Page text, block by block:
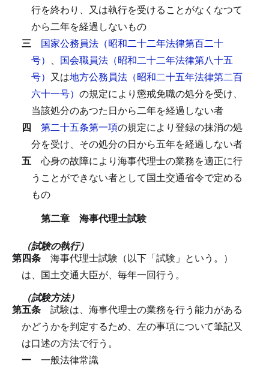
行を終わり、又は執行を受けることがなくなつて
から二年を経過しないもの
三 国家公務員法（昭和二十二年法律第百二十
号） 、 国会職員法（昭和二十二年法律第八十五
号） 又は地方公務員法（昭和二十五年法律第二百
六十一号） の規定により懲戒免職の処分を受け、
当該処分のあつた日から二年を経過しない者
四 第二十五条第一項の規定により登録の抹消の処
分を受け、その処分の日から五年を経過しない者
五 心身の故障により海事代理士の業務を適正に行
うことができない者として国土交通省令で定める
もの
第二章 海事代理士試験
（試験の執行）
第四条 海事代理士試験（以下「試験」という。）
は、国土交通大臣が、毎年一回行う。
（試験方法）
第五条 試験は、海事代理士の業務を行う能力がある
かどうかを判定するため、左の事項について筆記又
は口述の方法で行う。
一 一般法律常識